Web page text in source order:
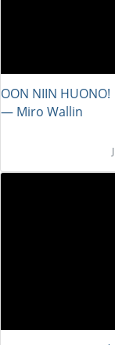
OON NIIN
― Miro Wallin